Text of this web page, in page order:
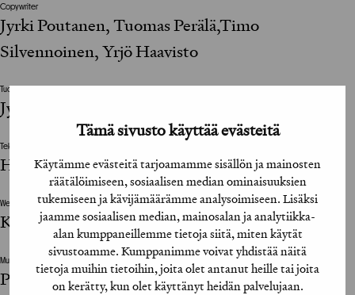
Tämä sivusto käyttää evästeitä
Käytämme evästeitä tarjoamamme sisällön ja mainosten
räätälöimiseen, sosiaalisen median ominaisuuksien
tukemiseen ja kävijämäärämme analysoimiseen. Lisäksi
jaamme sosiaalisen median, mainosalan ja analytiikka-
alan kumppaneillemme tietoja siitä, miten käytät
sivustoamme. Kumppanimme voivat yhdistää näitä
tietoja muihin tietoihin, joita olet antanut heille tai joita
on kerätty, kun olet käyttänyt heidän palvelujaan.
Copywriter
Jyrki Poutanen, Tuomas Perälä,Timo
Silvennoinen, Yrjö Haavisto
Tuottaja / Producer
Jyrki Poutanen, Yrjö Haavisto
Tekninen suunnittelija / Technical Designer
Heikki Lehto
Web Designer
Karolina Hurmerinta
Muu suunnitteluun vaikuttanut henkilö / The design was also influenced by
Petteri Lillberg, Maria Lomakina, Alec Sibbald